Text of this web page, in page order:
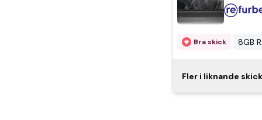
Bra skick 8GB
HP
Fler i liknande